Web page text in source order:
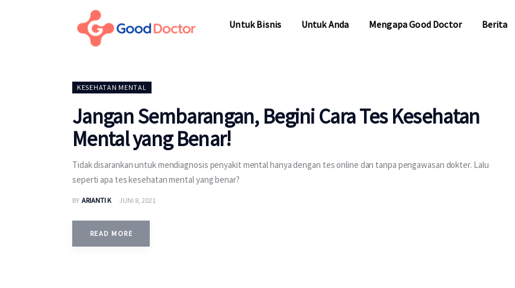
Untuk Bisnis Untuk Anda Mengapa Good Doctor Berita
KESEHATAN MENTAL
Jangan Sembarangan, Begini Cara Tes Kesehatan
Mental yang Benar!
Tidak disarankan untuk mendiagnosis penyakit mental hanya dengan tes online dan tanpa pengawasan dokter. Lalu
seperti apa tes kesehatan mental yang benar?
BY ARIANTI K JUNI 8, 2021
READ MORE